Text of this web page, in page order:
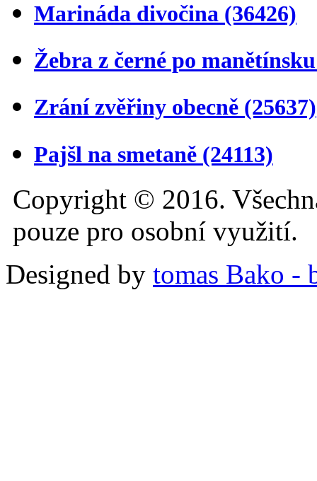
Marináda divočina (36426)
Žebra z černé po
Zrání zvěřiny obecně (25637)
Pajšl na smetaně (24113)
Copyright © 2016.
pouze pro osobní využití.
Designed by tomas Bako -